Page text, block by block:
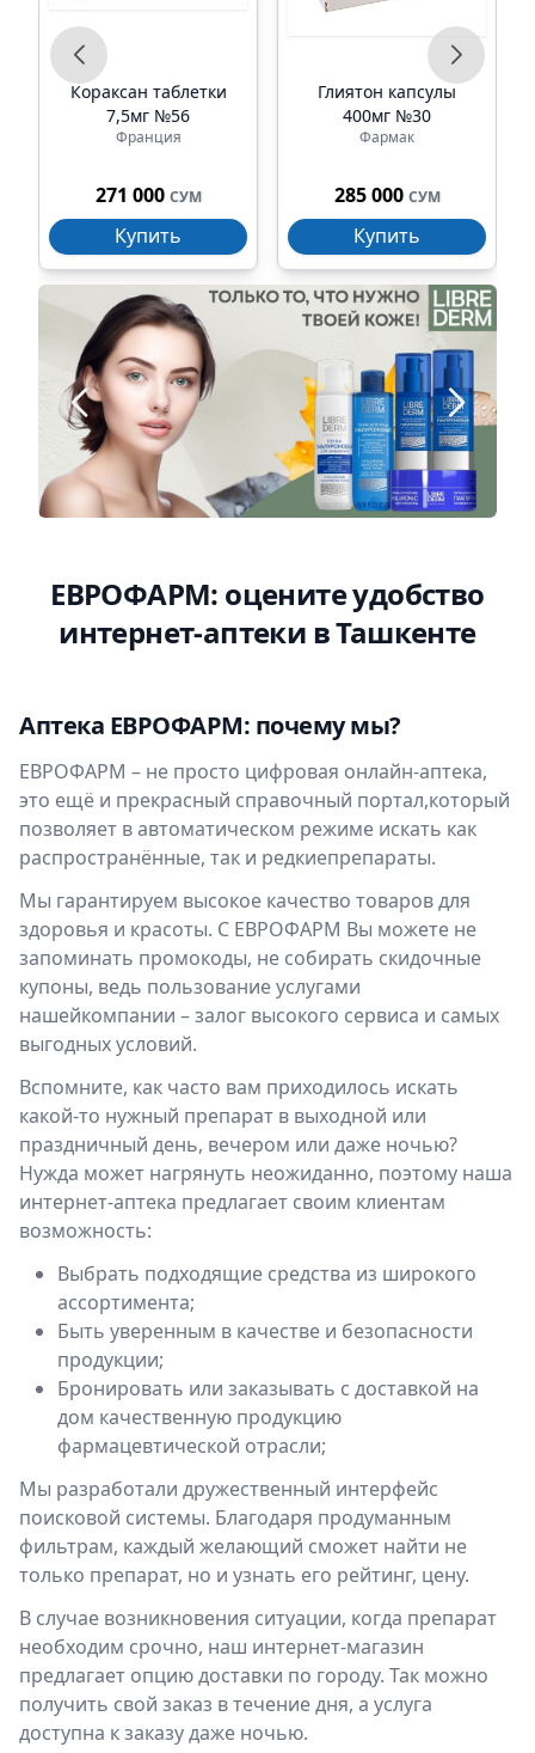
Кораксан таблетки
7,5мг №56
Франция
271 000 СУМ
Купить
Глиятон капсулы
400мг №30
Фармак
285 000 СУМ
Купить
ЕВРОФАРМ: оцените удобство
интернет-аптеки в Ташкенте
Аптека ЕВРОФАРМ: почему мы?
ЕВРОФАРМ – не просто цифровая онлайн-аптека,
это ещё и прекрасный справочный портал,который
позволяет в автоматическом режиме искать как
распространённые, так и редкиепрепараты.
Мы гарантируем высокое качество товаров для
здоровья и красоты. С ЕВРОФАРМ Вы можете не
запоминать промокоды, не собирать скидочные
купоны, ведь пользование услугами
нашейкомпании – залог высокого сервиса и самых
выгодных условий.
Вспомните, как часто вам приходилось искать
какой-то нужный препарат в выходной или
праздничный день, вечером или даже ночью?
Нужда может нагрянуть неожиданно, поэтому наша
интернет-аптека предлагает своим клиентам
возможность:
Выбрать подходящие средства из широкого
ассортимента;
Быть уверенным в качестве и безопасности
продукции;
Бронировать или заказывать с доставкой на
дом качественную продукцию
фармацевтической отрасли;
Мы разработали дружественный интерфейс
поисковой системы. Благодаря продуманным
фильтрам, каждый желающий сможет найти не
только препарат, но и узнать его рейтинг, цену.
В случае возникновения ситуации, когда препарат
необходим срочно, наш интернет-магазин
предлагает опцию доставки по городу. Так можно
получить свой заказ в течение дня, а услуга
доступна к заказу даже ночью.